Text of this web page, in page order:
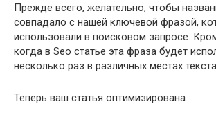
Прежде всего, желательно, чтобы
совпадало с нашей ключевой фразой,
использовали в поисковом запросе.
когда в Seo статье эта фраза будет
несколько раз в различных местах
Теперь ваш статья оптимизирована.